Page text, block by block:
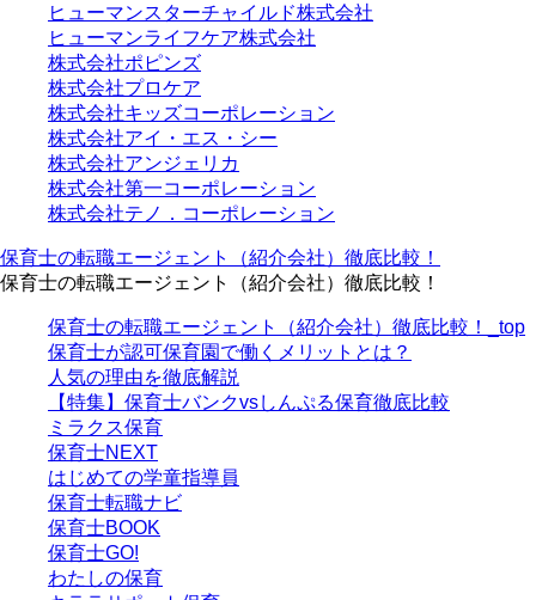
ヒューマンスターチャイルド株式会社
ヒューマンライフケア株式会社
株式会社ポピンズ
株式会社プロケア
株式会社キッズコーポレーション
株式会社アイ・エス・シー
株式会社アンジェリカ
株式会社第一コーポレーション
株式会社テノ．コーポレーション
保育士の転職エージェント（紹介会社）徹底比較！
保育士の転職エージェント（紹介会社）徹底比較！
保育士の転職エージェント（紹介会社）徹底比較！_top
保育士が認可保育園で働くメリットとは？
人気の理由を徹底解説
【特集】保育士バンクvsしんぷる保育徹底比較
ミラクス保育
保育⼠NEXT
はじめての学童指導員
保育士転職ナビ
保育士BOOK
保育士GO!
わたしの保育